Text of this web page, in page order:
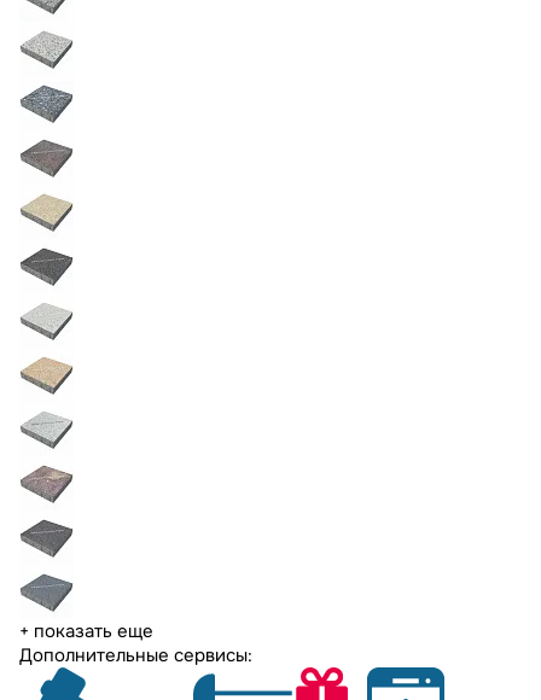
+ показать еще
Дополнительные сервисы: